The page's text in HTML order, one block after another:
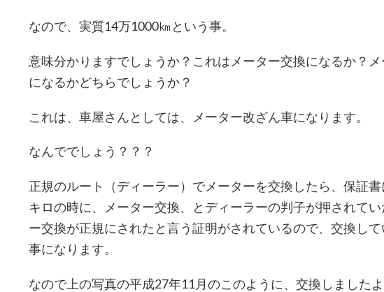
なので、実質14万1000㎞という事。
意味分かりますでしょうか？これはメーター交換になるか？
になるかどちらでしょうか？
これは、車屋さんとしては、メーター改ざん車になります。
なんででしょう？？？
正規のルート（ディーラー）でメーターを交換したら、保証
キロの時に、メーター交換、とディーラーの判子が押されてい
ー交換が正規にされたと言う証明がされているので、交換して
事になります。
なので上の写真の平成27年11月のこのように、交換しました